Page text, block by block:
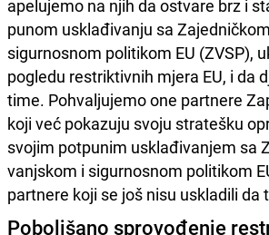
apelujemo na njih da ostvare brz i
punom usklađivanju sa
sigurnosnom politikom EU (ZVSP),
pogledu restriktivnih mjera EU, i da
time. Pohvaljujemo one partnere
koji već pokazuju svoju stratešku
svojim potpunim usklađivanjem sa
vanjskom i sigurnosnom politikom
partnere koji se još nisu uskladili da
Poboljšano sprovođenje